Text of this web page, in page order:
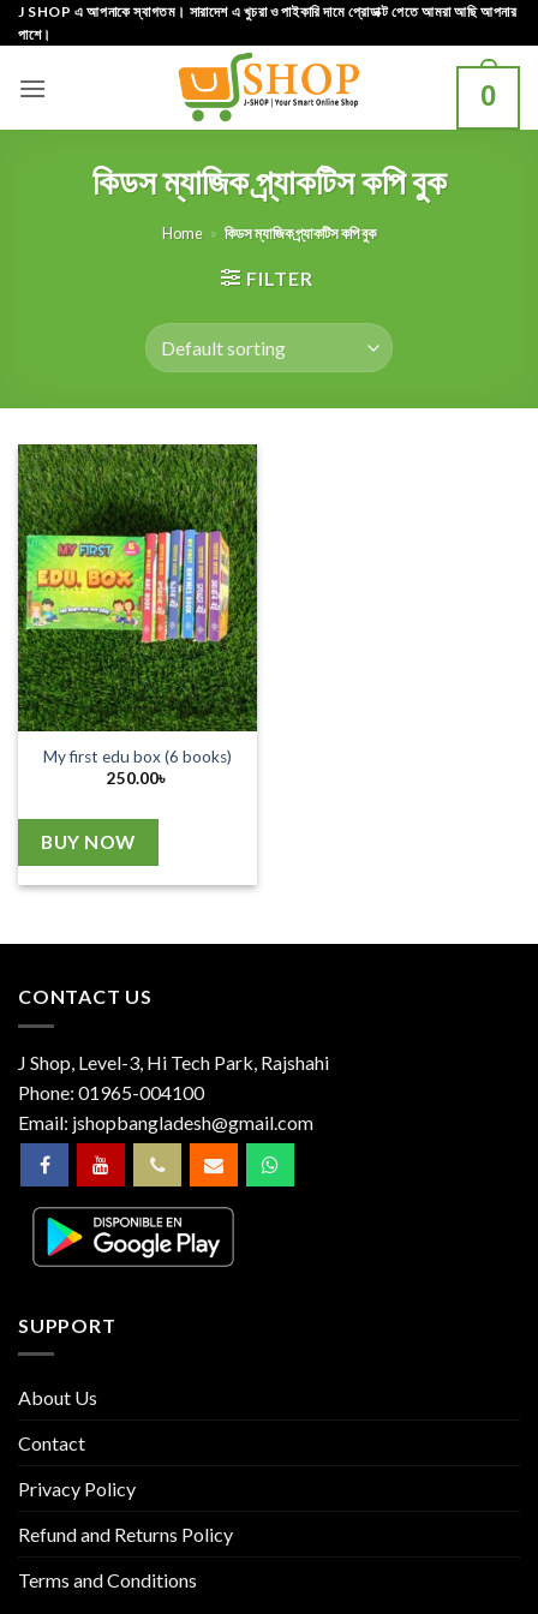
Skip
to
J SHOP এ আপনাকে স্বাগতম। সারাদেশ এ খুচরা ও পাইকারি দামে প্রোডাক্ট পেতে আমরা আছি আপনার
পাশে।
0
কিডস ম্যাজিক প্র্যাকটিস কপি বুক
Home » কিডস ম্যাজিক প্র্যাকটিস কপি বুক
FILTER
My first edu box (6 books)
250.00৳
BUY NOW
CONTACT US
J Shop, Level-3, Hi Tech Park, Rajshahi
Phone: 01965-004100
Email: jshopbangladesh@gmail.com
SUPPORT
About Us
Contact
Privacy Policy
Refund and Returns Policy
Terms and Conditions